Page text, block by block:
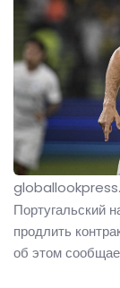
Португальский
продлить
об этом